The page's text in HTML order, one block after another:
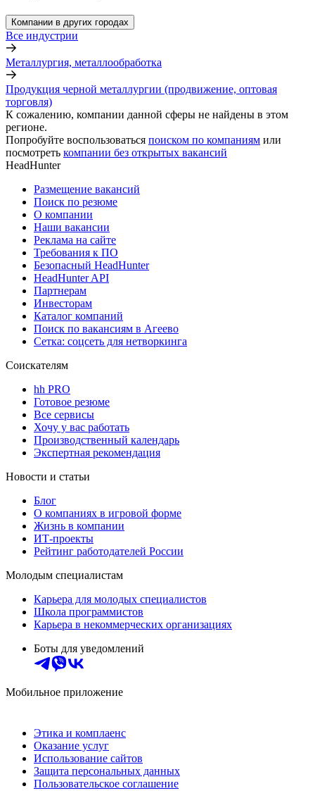
Компании в других городах
Все индустрии
Металлургия, металлообработка
Продукция черной металлургии (продвижение, оптовая
торговля)
К сожалению, компании данной сферы не найдены в этом
регионе.
Попробуйте воспользоваться поиском по компаниям или
посмотреть компании без открытых вакансий
HeadHunter
Размещение вакансий
Поиск по резюме
О компании
Наши вакансии
Реклама на сайте
Требования к ПО
Безопасный HeadHunter
HeadHunter API
Партнерам
Инвесторам
Каталог компаний
Поиск по вакансиям в Агеево
Сетка: соцсеть для нетворкинга
Соискателям
hh PRO
Готовое резюме
Все сервисы
Хочу у вас работать
Производственный календарь
Экспертная рекомендация
Новости и статьи
Блог
О компаниях в игровой форме
Жизнь в компании
ИТ-проекты
Рейтинг работодателей России
Молодым специалистам
Карьера для молодых специалистов
Школа программистов
Карьера в некоммерческих организациях
Боты для уведомлений
Мобильное приложение
Этика и комплаенс
Оказание услуг
Использование сайтов
Защита персональных данных
Пользовательское соглашение